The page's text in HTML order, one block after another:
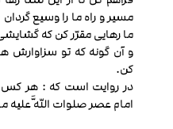
مسیر و راه ما را وسیع
ما رهایی مقرّر کن که
و آن گونه که تو سزاوارش
کن.
در روایت است که : هر کس
امام عصر صلوات اللَّه